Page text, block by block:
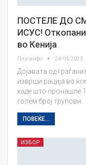
ПОСТЕЛЕ ДО
ИСУС!
во Кенија
Плусинфо 24/04/2023
Дојавата од
изврши рација во
каде што пронашле
голем број трупови.
ПОВЕЌЕ...
ИЗБОР